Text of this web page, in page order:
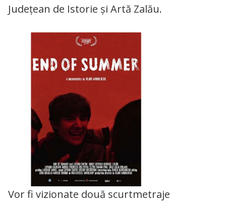
Județean de Istorie și Artă Zalău.
Vor fi vizionate două scurtmetraje